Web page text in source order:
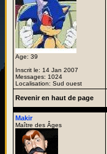
Age: 39
Inscrit le: 14 Jan 2007
Messages: 1024
Localisation: Sud ouest
Revenir en haut de page
Makir
Maître des Âges